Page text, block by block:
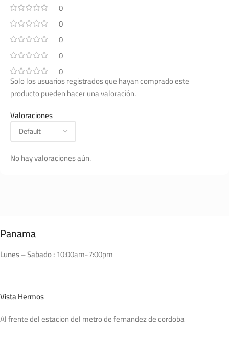
0
0
0
0
0
Valoraciones
No hay valoraciones aún.
Solo los usuarios registrados que hayan comprado este
producto pueden hacer una valoración.
Panama
Lunes – Sabado :10:00am-7:00pm
Vista Hermos
Al frente del estacion del metro de fernandez de cordoba